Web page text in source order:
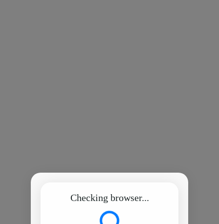
Checking browser...